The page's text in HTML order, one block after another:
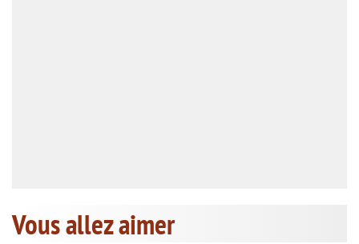
Vous allez aimer